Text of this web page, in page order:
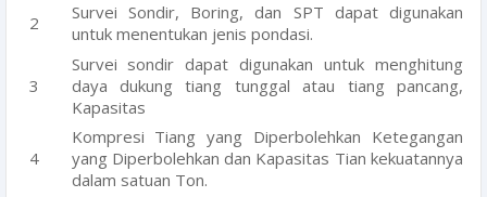
Survei Sondir, Boring, dan SPT dapat digunakan
untuk menentukan jenis pondasi.
Survei sondir dapat digunakan untuk menghitung
daya dukung tiang tunggal atau tiang pancang,
Kapasitas
Kompresi Tiang yang Diperbolehkan Ketegangan
yang Diperbolehkan dan Kapasitas Tian kekuatannya
dalam satuan Ton.